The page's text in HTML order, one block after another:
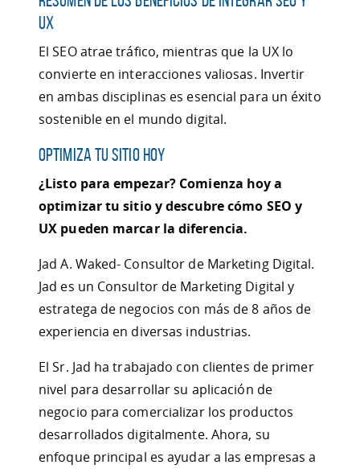
UX
El SEO atrae tráfico, mientras que la UX lo
convierte en interacciones valiosas. Invertir
en ambas disciplinas es esencial para un éxito
sostenible en el mundo digital.
Optimiza tu Sitio Hoy
¿Listo para empezar? Comienza hoy a
optimizar tu sitio y descubre cómo SEO y
UX pueden marcar la diferencia.
Jad A. Waked- Consultor de Marketing Digital.
Jad es un Consultor de Marketing Digital y
estratega de negocios con más de 8 años de
experiencia en diversas industrias.
El Sr. Jad ha trabajado con clientes de primer
nivel para desarrollar su aplicación de
negocio para comercializar los productos
desarrollados digitalmente. Ahora, su
enfoque principal es ayudar a las empresas a